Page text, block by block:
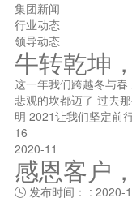
集团新闻
行业动态
领导动态
牛转乾坤
这一年我们跨越冬与
悲观的坎都迈了 过去
明 2021让我们坚定前
16
2020-11
感恩客户
发布时间： : 2020-